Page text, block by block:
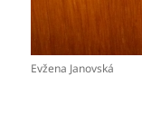
Evžena Janovská